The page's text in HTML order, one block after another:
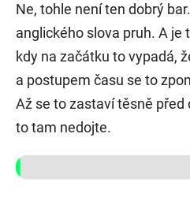
Ne, tohle není ten dobrý
anglického slova pruh. A je
kdy na začátku to vypadá,
a postupem času se to
Až se to zastaví těsně před
to tam nedojte.